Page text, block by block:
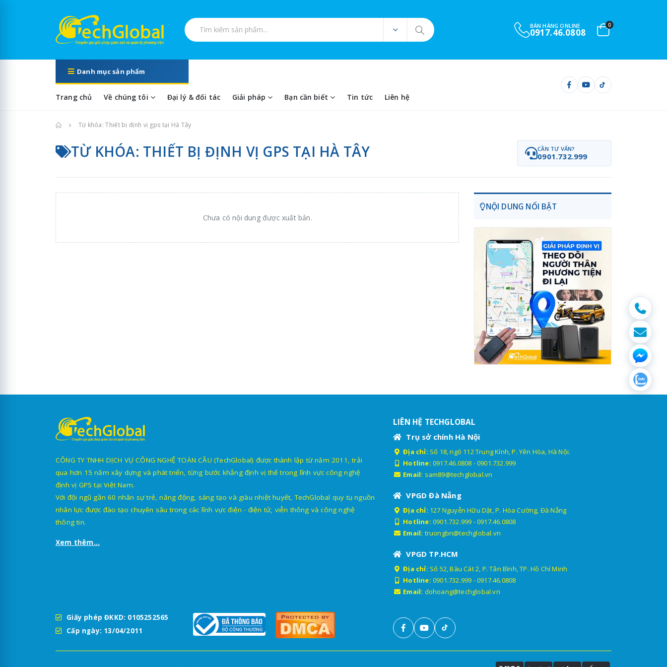
Tìm kiếm sản phẩm
BÁN HÀNG ONLINE
0917.46.0808
0
Danh mục sản phẩm
Trang chủ Về chúng tôi Đại lý & đối tác Giải pháp Bạn cần biết Tin tức Liên hệ
Trang chủTừ khóa: Thiết bị định vị gps tại Hà Tây
TỪ KHÓA: THIẾT BỊ ĐỊNH VỊ GPS TẠI HÀ TÂY CẦN TƯ VẤN?
0901.732.999
Chưa có nội dung được xuất bản.
NỘI DUNG NỔI BẬT
CÔNG TY TNHH DỊCH VỤ CÔNG NGHỆ TOÀN CẦU (TechGlobal) được thành lập từ năm 2011, trải
qua hơn 15 năm xây dựng và phát triển, từng bước khẳng định vị thế trong lĩnh vực công nghệ
định vị GPS tại Việt Nam.
Với đội ngũ gần 60 nhân sự trẻ, năng động, sáng tạo và giàu nhiệt huyết, TechGlobal quy tụ nguồn
nhân lực được đào tạo chuyên sâu trong các lĩnh vực điện - điện tử, viễn thông và công nghệ
thông tin.
Xem thêm...
Giấy phép ĐKKD: 0105252565
Cấp ngày: 13/04/2011
LIÊN HỆ TECHGLOBAL
Trụ sở chính Hà Nội
Địa chỉ: Số 18, ngõ 112 Trung Kính, P. Yên Hòa, Hà Nội.
Hotline: 0917.46.0808 -0901.732.999
Email: sam89@techglobal.vn
VPGD Đà Nẵng
Địa chỉ: 127 Nguyễn Hữu Dật, P. Hòa Cường, Đà Nẵng
Hotline: 0901.732.999 -0917.46.0808
Email: truongbn@techglobal.vn
VPGD TP.HCM
Địa chỉ: Số 52, Bàu Cát 2, P. Tân Bình, TP. Hồ Chí Minh
Hotline: 0901.732.999 -0917.46.0808
Email: dohoang@techglobal.vn